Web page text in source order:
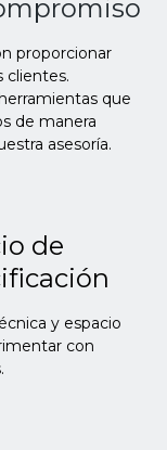
proporcionar
clientes.
que
de manera
asesoría.
de
y espacio
con